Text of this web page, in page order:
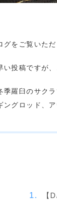
グをご覧いた
い投稿ですが
季羅臼のサク
ングロッド、
【